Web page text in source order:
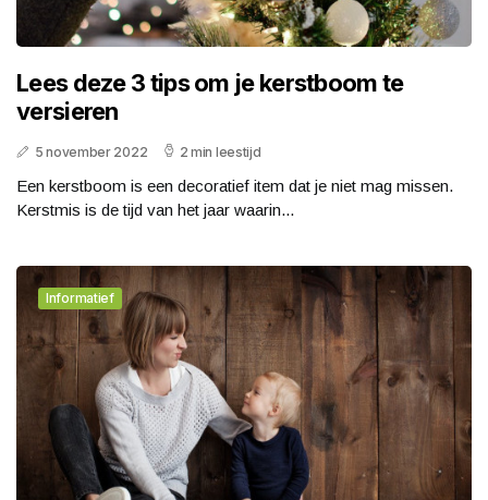
Lees deze 3 tips om je kerstboom te
versieren
5 november 2022 2 min leestijd
Een kerstboom is een decoratief item dat je niet mag missen.
Kerstmis is de tijd van het jaar waarin...
Informatief